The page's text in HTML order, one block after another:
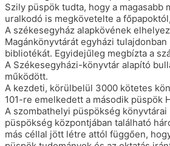
Szily püspök tudta, hogy a
uralkodó is megkövetelte a
A székesegyház alapkövének
Magánkönyvtárát egyházi
bibliotékát. Egyidejűleg megbízta a
A Székesegyházi-könyvtár alapító
működött.
A kezdeti, körülbelül 3000 kötetes
101-re emelkedett a második püspök
A szombathelyi püspökség
püspökség központjában található
más céllal jött létre attól függően,